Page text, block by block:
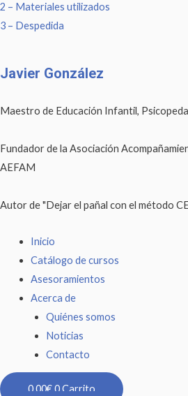
2 – Materiales utilizados
3 – Despedida
Javier González
Maestro de Educación Infantil,
Fundador de la Asociación
AEFAM
Autor de "Dejar el pañal con el método
Inicio
Catálogo de cursos
Asesoramientos
Acerca de
Quiénes somos
Noticias
Contacto
0,00€0Carrito